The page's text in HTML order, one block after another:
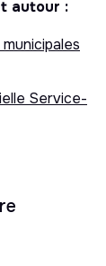
autour :
Service-